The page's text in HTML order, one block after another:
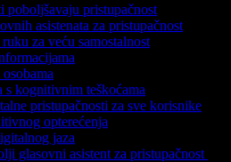
poboljšavaju pristupačnost
asistenata za pristupačnost
za veću samostalnost
s kognitivnim teškoćama
pristupačnosti za sve korisnike
opterećenja
jaza
glasovni asistent za pristupačnost